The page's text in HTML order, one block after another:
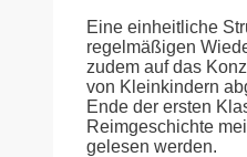
Eine einheitliche
regelmäßigen
zudem auf das
von Kleinkindern
Ende der ersten
Reimgeschichte
gelesen werden.